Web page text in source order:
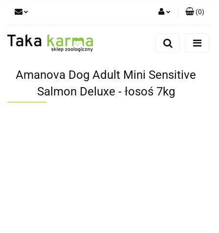
Zaloguj się
Zgody cookies
(0)
Amanova Dog Adult Mini Sensitive
Salmon Deluxe - łosoś 7kg